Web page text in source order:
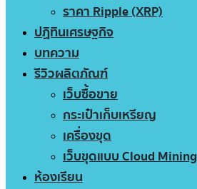
ราคา Ripple (XRP)
ปฏิทินเศรษฐกิจ
บทความ
รีวิวผลิตภัณฑ์
เว็บซื้อขาย
กระเป๋าเก็บเหรียญ
เครื่องขุด
เว็บขุดแบบ Cloud Mining
ห้องเรียน